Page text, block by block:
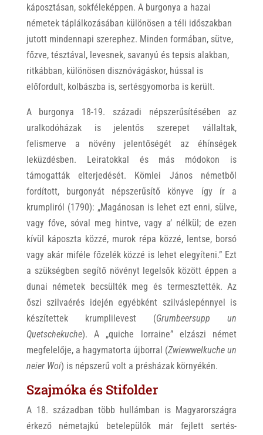
káposztásan, sokféleképpen. A burgonya a hazai
németek táplálkozásában különösen a téli időszakban
jutott mindennapi szerephez. Minden formában, sütve,
főzve, tésztával, levesnek, savanyú és tepsis alakban,
ritkábban, különösen disznóvágáskor, hússal is
előfordult, kolbászba is, sertésgyomorba is került.
A burgonya 18-19. századi népszerűsítésében az
uralkodóházak is jelentős szerepet vállaltak,
felismerve a növény jelentőségét az éhínségek
leküzdésben. Leiratokkal és más módokon is
támogatták elterjedését. Kömlei János németből
fordított, burgonyát népszerűsítő könyve így ír a
krumpliról (1790): „Magánosan is lehet ezt enni, sülve,
vagy főve, sóval meg hintve, vagy a’ nélkül; de ezen
kívül káposzta közzé, murok répa közzé, lentse, borsó
vagy akár miféle főzelék közzé is lehet elegyíteni.” Ezt
a szükségben segítő növényt legelsők között éppen a
dunai németek becsülték meg és termesztették. Az
őszi szilvaérés idején egyébként szilváslepénnyel is
készítettek krumplilevest (Grumbeersupp un
Quetschekuche). A „quiche lorraine” elzászi német
megfelelője, a hagymatorta újborral (Zwiewwelkuche un
neier Woi) is népszerű volt a présházak környékén.
Szajmóka és Stifolder
A 18. században több hullámban is Magyarországra
érkező németajkú betelepülők már fejlett sertés-